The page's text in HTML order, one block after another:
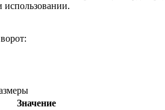
использовании.
Значение